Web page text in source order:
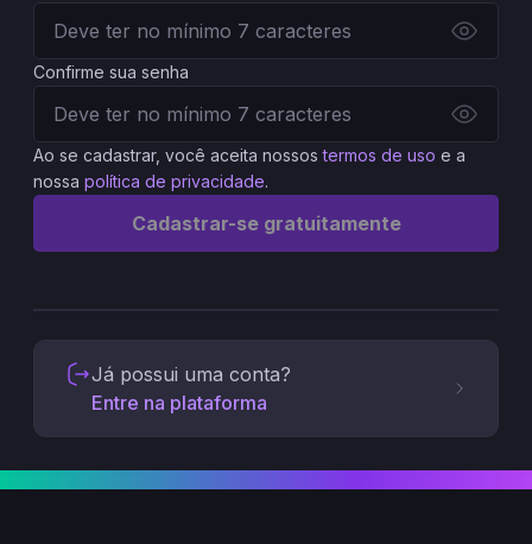
Confirme sua senha
Ao se cadastrar, você aceita nossos termos de uso e a
nossa política de privacidade.
Cadastrar-se gratuitamente
Já possui uma conta?
Entre na plataforma